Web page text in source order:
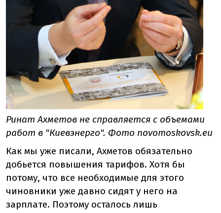
Ринат Ахметов не справляется с объемами
работ в "Киевэнерго". Фото novomoskovsk.eu
Как мы уже писали, Ахметов обязательно
добьется повышения тарифов. Хотя бы
потому, что все необходимые для этого
чиновники уже давно сидят у него на
зарплате. Поэтому осталось лишь